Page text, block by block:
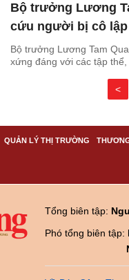
Bộ trưởng Lương
cứu người bị cô
Bộ trưởng Lương Tam
xứng đáng với các tập
<
QUẢN LÝ THỊ TRƯỜNG
Tổng biên tập:
Phó tổng biên tập: